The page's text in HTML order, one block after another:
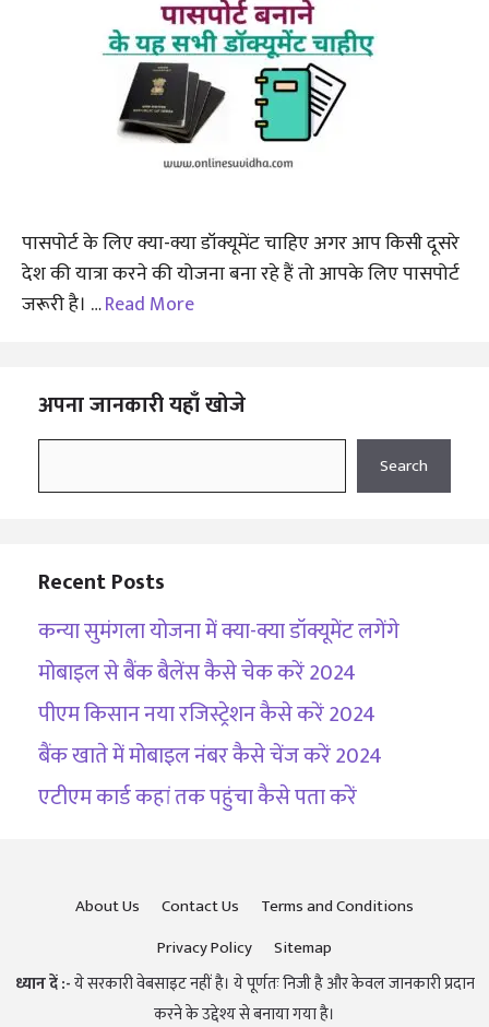
पासपोर्ट के लिए क्या-क्या डॉक्यूमेंट चाहिए अगर आप किसी दूसरे
देश की यात्रा करने की योजना बना रहे हैं तो आपके लिए पासपोर्ट
जरूरी है। …Read More
अपना जानकारी यहाँ खोजे
Search
Recent Posts
कन्या सुमंगला योजना में क्या-क्या डॉक्यूमेंट लगेंगे
मोबाइल से बैंक बैलेंस कैसे चेक करें 2024
पीएम किसान नया रजिस्ट्रेशन कैसे करें 2024
बैंक खाते में मोबाइल नंबर कैसे चेंज करें 2024
एटीएम कार्ड कहां तक पहुंचा कैसे पता करें
About Us Contact Us
Terms and Conditions
Privacy Policy
Sitemap
ध्यान दें :-ये सरकारी वेबसाइट नहीं है। ये पूर्णतः निजी है और केवल जानकारी प्रदान
करने के उद्देश्य से बनाया गया है।